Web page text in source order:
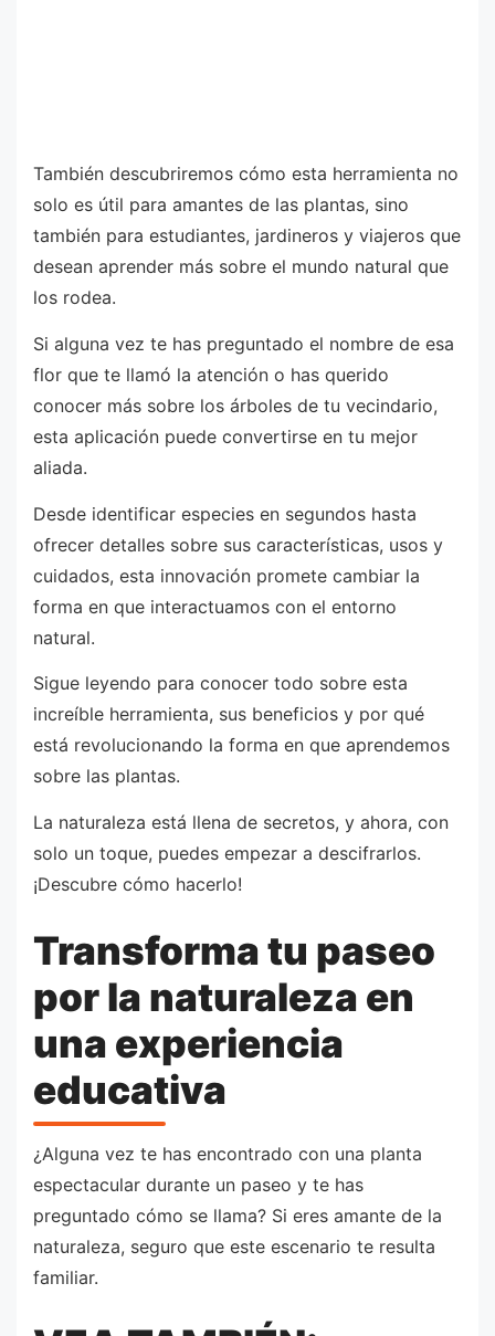
También descubriremos cómo esta herramienta no
solo es útil para amantes de las plantas, sino
también para estudiantes, jardineros y viajeros que
desean aprender más sobre el mundo natural que
los rodea.
Si alguna vez te has preguntado el nombre de esa
flor que te llamó la atención o has querido
conocer más sobre los árboles de tu vecindario,
esta aplicación puede convertirse en tu mejor
aliada.
Desde identificar especies en segundos hasta
ofrecer detalles sobre sus características, usos y
cuidados, esta innovación promete cambiar la
forma en que interactuamos con el entorno
natural.
Sigue leyendo para conocer todo sobre esta
increíble herramienta, sus beneficios y por qué
está revolucionando la forma en que aprendemos
sobre las plantas.
La naturaleza está llena de secretos, y ahora, con
solo un toque, puedes empezar a descifrarlos.
¡Descubre cómo hacerlo!
Transforma tu paseo
por la naturaleza en
una experiencia
educativa
¿Alguna vez te has encontrado con una planta
espectacular durante un paseo y te has
preguntado cómo se llama? Si eres amante de la
naturaleza, seguro que este escenario te resulta
familiar.